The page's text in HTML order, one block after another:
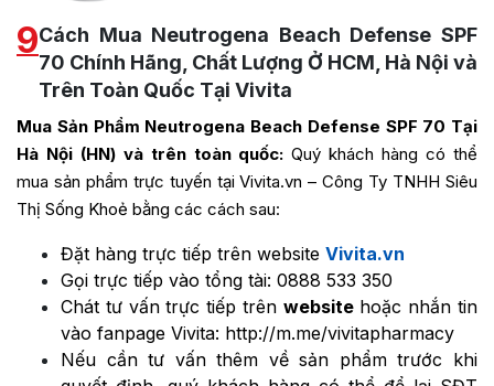
9Cách Mua Neutrogena Beach Defense SPF
70 Chính Hãng, Chất Lượng Ở HCM, Hà Nội và
Trên Toàn Quốc Tại Vivita
Mua Sản Phẩm Neutrogena Beach Defense SPF 70 Tại
Hà Nội (HN) và trên toàn quốc: Quý khách hàng có thể
mua sản phẩm trực tuyến tại Vivita.vn – Công Ty TNHH Siêu
Thị Sống Khoẻ bằng các cách sau:
Đặt hàng trực tiếp trên website Vivita.vn
Gọi trực tiếp vào tổng tài: 0888 533 350
Chát tư vấn trực tiếp trên websitehoặc nhắn tin
vào fanpage Vivita: http://m.me/vivitapharmacy
Nếu cần tư vấn thêm về sản phẩm trước khi